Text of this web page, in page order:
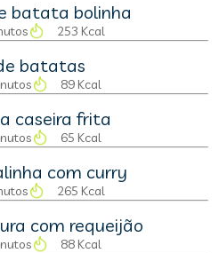
batata bolinha
253 Kcal
batatas
89 Kcal
caseira frita
65 Kcal
com curry
265 Kcal
com requeijão
88 Kcal